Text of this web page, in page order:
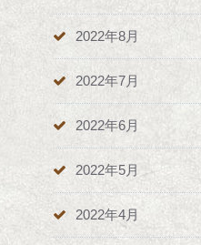
2022年8月
2022年7月
2022年6月
2022年5月
2022年4月